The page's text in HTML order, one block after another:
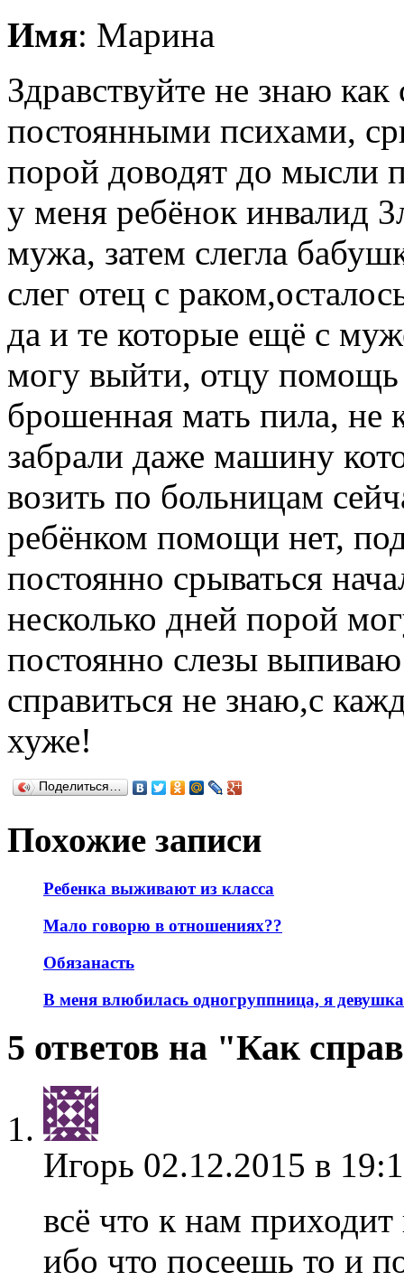
Имя: Марина
Здравствуйте не знаю
постоянными психами,
порой доводят до мысли
у меня ребёнок инвалид
мужа, затем слегла
слег отец с
да и те которые ещё с
могу выйти, отцу помощь
брошенная мать пила, не
забрали даже машину
возить по больницам
ребёнком помощи нет,
постоянно срываться
несколько дней порой
постоянно слезы выпиваю
справиться не знаю,с
хуже!
Поделиться…
Похожие записи
Ребенка выживают из класса
Мало говорю в отношениях??
Обязанасть
В меня влюбилась одногруппница, я девушка
5 ответов на "Как
Игорь 02.12.2015 в
всё что к нам
ибо что посеешь то и